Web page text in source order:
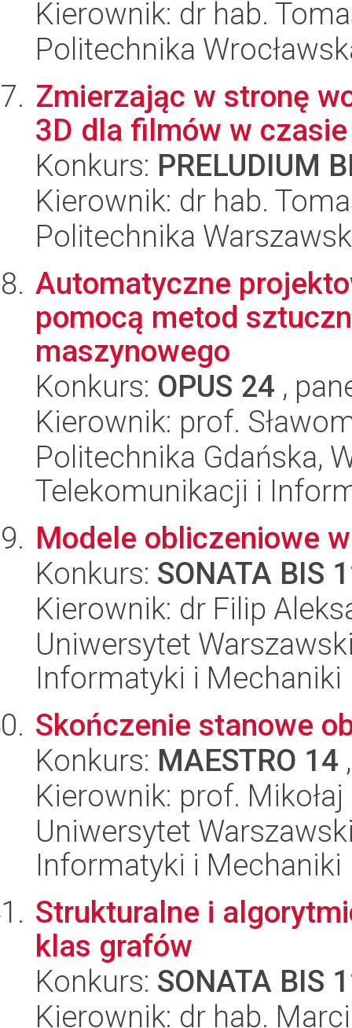
Kierownik: dr hab.
Politechnika
Zmierzając w stronę
3D dla filmów w
Konkurs: PRELUDIUM
Kierownik: dr hab.
Politechnika
Automatyczne
pomocą metod
maszynowego
Konkurs: OPUS 24 ,
Kierownik: prof.
Politechnika Gdańska,
Telekomunikacji i
Modele obliczeniowe
Konkurs: SONATA BIS
Kierownik: dr Filip
Uniwersytet
Informatyki i Mechaniki
Skończenie stanowe
Konkurs: MAESTRO 14
Kierownik: prof.
Uniwersytet
Informatyki i Mechaniki
Strukturalne i
klas grafów
Konkurs: SONATA BIS
Kierownik: dr hab.